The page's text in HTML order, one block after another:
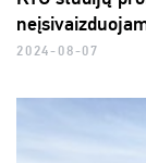
2024-08-07